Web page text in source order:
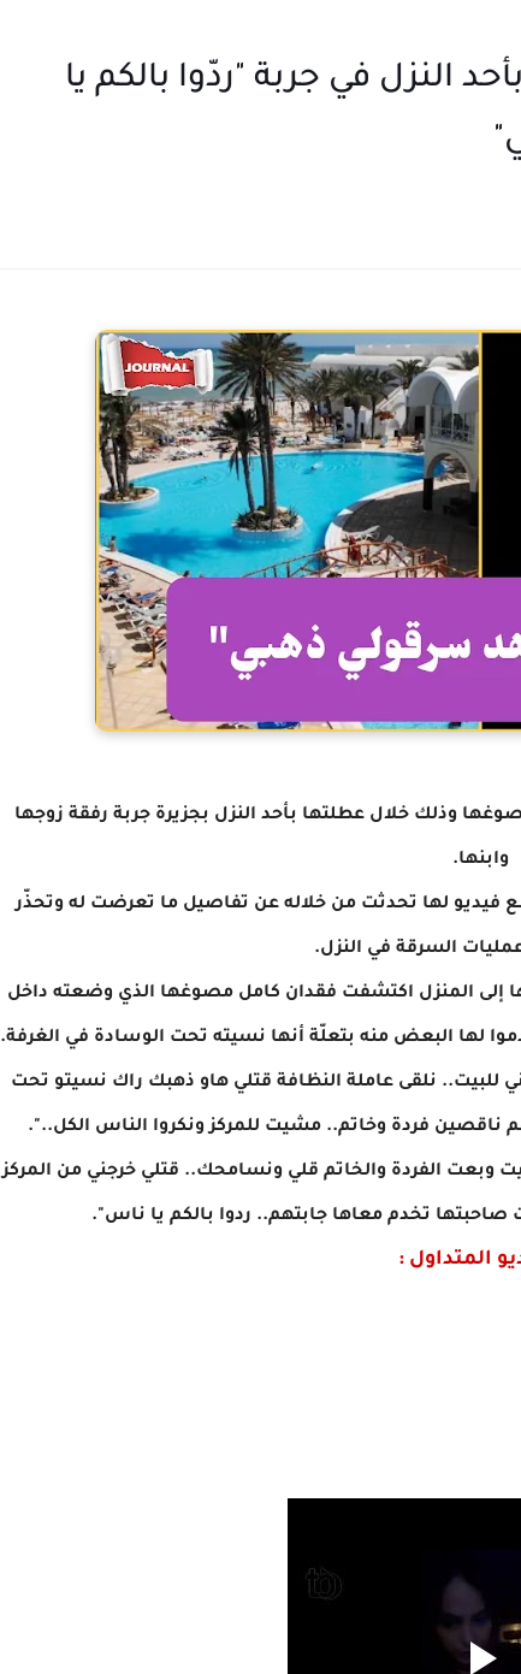
النزل في جربة "ردّوا بالكم يا
وذلك خلال عطلتها بأحد النزل بجزيرة جربة رفقة زوجها
وابنها.
فيديو لها تحدثت من خلاله عن تفاصيل ما تعرضت له وتحذّر
السرقة في النزل.
وعند عودتها إلى المنزل اكتشفت فقدان كامل مصوغها الذي وضعته داخل
لها البعض منه بتعلّة أنها نسيته تحت الوسادة في الغرفة.
نلقى عاملة النظافة قتلي هاو ذهبك راك نسيتو تحت
وبعت الفردة والخاتم قلي ونسامحك.. قتلي خرجني من المركز
صاحبتها تخدم معاها جابتهم.. ردوا بالكم يا ناس".
المتداول :